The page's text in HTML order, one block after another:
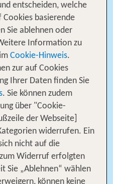
gibt es nichts
Landschaften zu
des Bodensees ist eine
Familienfreundliche
Apfelweg
führen zwischen
entlang und
Ausblicken auf die
Hagnau. Kleine
Erlebnispfaden mit
spielerisch Naturwissen
wirst du bei einem
begeistert sein vom
zu den beliebtesten
entscheiden, welche
Cookies basierende
Sie ablehnen oder
Information zu
Cookie-Hinweis.
zur auf Cookies
Ihrer Daten finden Sie
. Sie können zudem
über "Cookie-
der Webseite]
widerrufen. Ein
nicht auf die
Widerruf erfolgten
Sie „Ablehnen“ wählen
können keine